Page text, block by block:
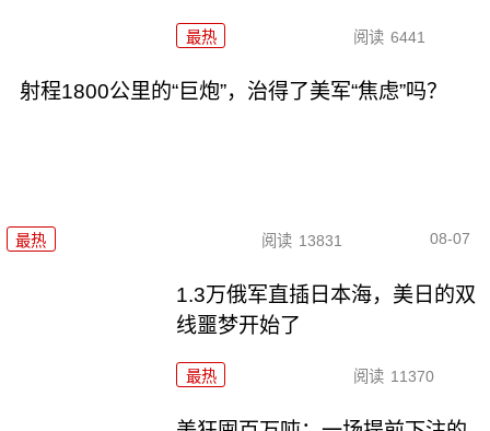
最热 阅读 6441
射程1800公里的“巨炮”，治得了美军“焦虑”吗？
最热 阅读 13831 08-07
1.3万俄军直插日本海，美日的双
线噩梦开始了
最热 阅读 11370